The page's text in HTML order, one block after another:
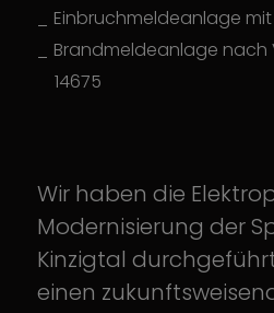
Einbruchmeldeanlage
Brandmeldeanlage nach
14675
Wir haben die
Modernisierung der
Kinzigtal
einen